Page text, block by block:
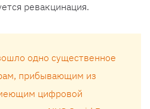
ревакцинация.
одно существенное
прибывающим из
цифровой